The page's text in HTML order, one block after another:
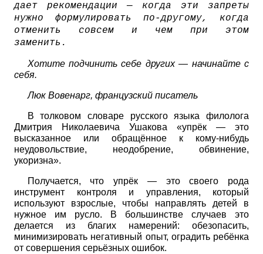
дает рекомендации — когда эти запреты
нужно формулировать по-другому, когда
отменить совсем и чем при этом
заменить.
Хотите подчинить себе других — начинайте с
себя.
Люк Вовенарг, французский писатель
В толковом словаре русского языка филолога
Дмитрия Николаевича Ушакова «упрёк — это
высказанное или обращённое к кому-нибудь
неудовольствие, неодобрение, обвинение,
укоризна».
Получается, что упрёк — это своего рода
инструмент контроля и управления, который
используют взрослые, чтобы направлять детей в
нужное им русло. В большинстве случаев это
делается из благих намерений: обезопасить,
минимизировать негативный опыт, оградить ребёнка
от совершения серьёзных ошибок.